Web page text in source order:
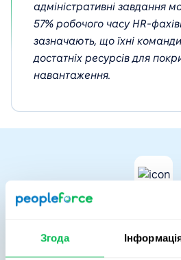
Згода
адміністративні завдання
57% робочого часу HR-
зазначають, що їхні
достатніх ресурсів для
навантаження.